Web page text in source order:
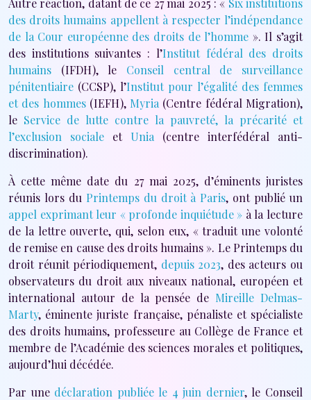
Autre réaction, datant de ce 27 mai 2025 : « Six institutions
des droits humains appellent à respecter l’indépendance
de la Cour européenne des droits de l’homme ». Il s’agit
des institutions suivantes : l’Institut fédéral des droits
humains (IFDH), le Conseil central de surveillance
pénitentiaire (CCSP), l’Institut pour l’égalité des femmes
et des hommes(IEFH), Myria (Centre fédéral Migration),
le Service de lutte contre la pauvreté, la précarité et
l’exclusion sociale et Unia (centre interfédéral anti-
discrimination).
À cette même date du 27 mai 2025, d’éminents juristes
réunis lors du Printemps du droit à Paris, ont publié un
appel exprimant leur « profonde inquiétude » à la lecture
de la lettre ouverte, qui, selon eux, « traduit une volonté
de remise en cause des droits humains ». Le Printemps du
droit réunit périodiquement, depuis 2023, des acteurs ou
observateurs du droit aux niveaux national, européen et
international autour de la pensée de Mireille Delmas-
Marty, éminente juriste française, pénaliste et spécialiste
des droits humains, professeure au Collège de France et
membre de l’Académie des sciences morales et politiques,
aujourd’hui décédée.
Par une déclaration publiée le 4 juin dernier, le Conseil